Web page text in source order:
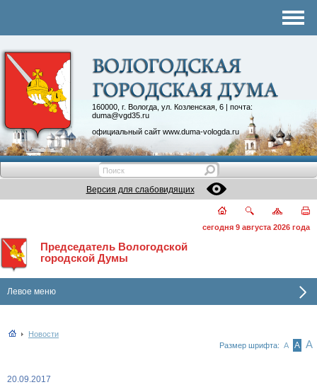
160000, г. Вологда, ул. Козленская, 6 | почта:
duma@vgd35.ru
официальный сайт www.duma-vologda.ru
Контакты
Депутатские объединения
Версия для слабовидящих
сегодня 9 августа 2026 года
Председатель Вологодской
городской Думы
Левое меню
Новости
Размер шрифта: А А А
20.09.2017